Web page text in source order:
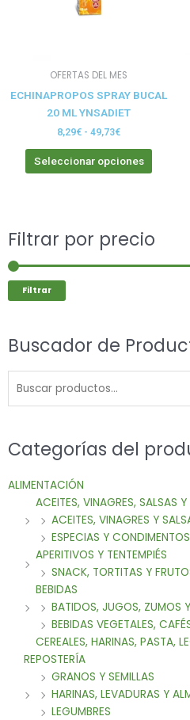
OFERTAS DEL MES
ECHINAPROPOS SPRAY BUCAL
20 ML YNSADIET
8,29€ - 49,73€
Seleccionar opciones
la
Filtrar por precio
Filtrar
Buscador de
Buscar
Categorías del
ALIMENTACIÓN
ACEITES, VINAGRES, SALSAS
ACEITES, VINAGRES Y
ESPECIAS Y CONDIMENTOS
APERITIVOS Y TENTEMPIÉS
SNACK, TORTITAS Y
BEBIDAS
BATIDOS, JUGOS, ZUMOS
BEBIDAS VEGETALES,
CEREALES, HARINAS, PASTA,
REPOSTERÍA
GRANOS Y SEMILLAS
HARINAS, LEVADURAS Y
LEGUMBRES